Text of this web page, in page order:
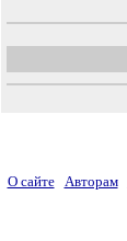
О сайте Авторам